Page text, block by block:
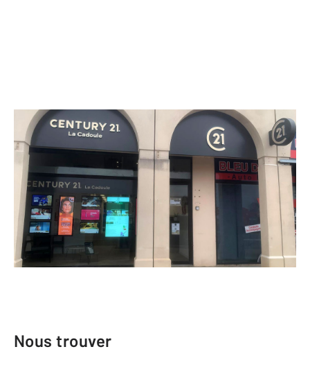
CENTURY 21 La Cadoule
Centre Commercial La Couronne
CASTRIES - 34160
Envoyer un message
Téléphoner à l'agence
Nous trouver